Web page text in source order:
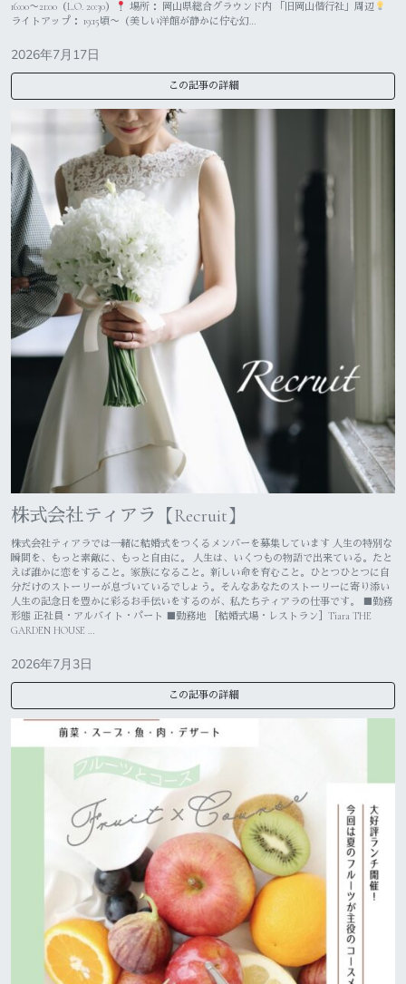
16:00〜21:00（L.O. 20:30）
場所： 岡山県総合グラウンド内 「旧岡山偕行社」周辺
ライトアップ： 19:15頃〜（美しい洋館が静かに佇む幻…
2026年7月17日
この記事の詳細
株式会社ティアラ【Recruit】
株式会社ティアラでは一緒に結婚式をつくるメンバーを募集しています 人生の特別な
瞬間を、もっと素敵に、もっと自由に。 人生は、いくつもの物語で出来ている。たと
えば誰かに恋をすること。家族になること。新しい命を育むこと。ひとつひとつに自
分だけのストーリーが息づいているでしょう。そんなあなたのストーリーに寄り添い
人生の記念日を豊かに彩るお手伝いをするのが、私たちティアラの仕事です。 ■勤務
形態 正社員・アルバイト・パート ■勤務地 ［結婚式場・レストラン］Tiara THE
GARDEN HOUSE …
2026年7月3日
この記事の詳細